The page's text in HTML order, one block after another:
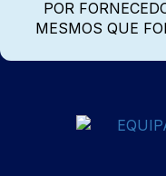
POR
MESMOS QUE